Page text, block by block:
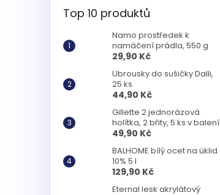
Top 10 produktů
Namo prostředek k
namáčení prádla, 550 g
29,90 Kč
Ubrousky do sušičky Dalli,
25 ks
44,90 Kč
Gillette 2 jednorázová
holítka, 2 břity, 5 ks v balení
49,90 Kč
BALHOME bílý ocet na úklid
10% 5 l
129,90 Kč
Eternal lesk akrylátový